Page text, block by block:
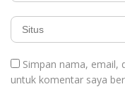
Simpan nama, email,
untuk komentar saya